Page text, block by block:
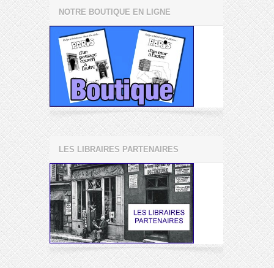
NOTRE BOUTIQUE EN LIGNE
LES LIBRAIRES PARTENAIRES